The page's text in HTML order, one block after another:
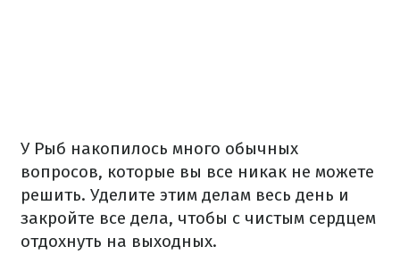
У Рыб накопилось много обычных
вопросов, которые вы все никак не можете
решить. Уделите этим делам весь день и
закройте все дела, чтобы с чистым сердцем
отдохнуть на выходных.